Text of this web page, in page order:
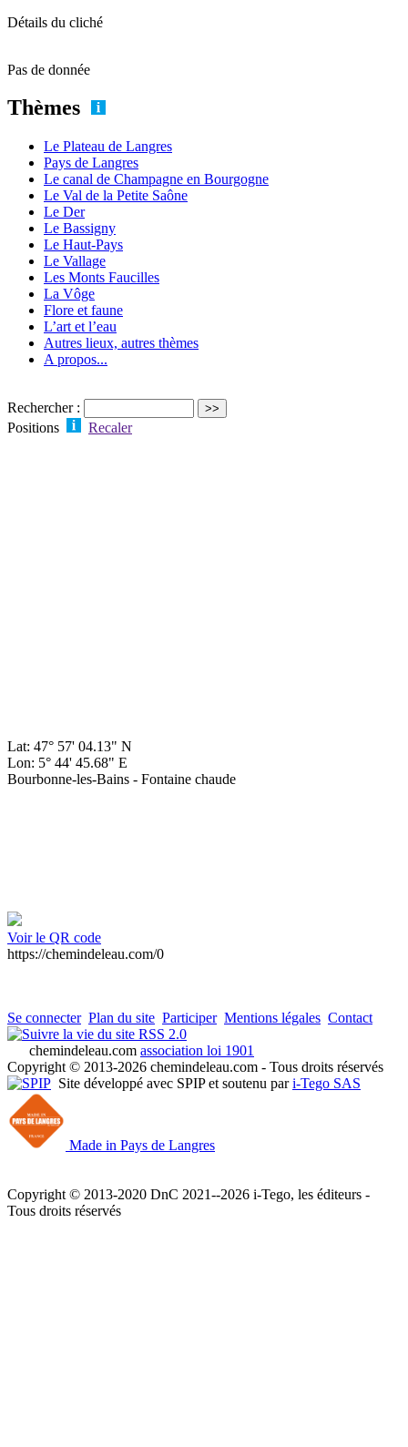
Détails du cliché
Pas de donnée
Thèmes
Le Plateau de Langres
Pays de Langres
Le canal de Champagne en Bourgogne
Le Val de la Petite Saône
Le Der
Le Bassigny
Le Haut-Pays
Le Vallage
Les Monts Faucilles
La Vôge
Flore et faune
L’art et l’eau
Autres lieux, autres thèmes
A propos...
Rechercher :
Positions
Recaler
Lat: 47° 57' 04.13" N
Lon: 5° 44' 45.68" E
Bourbonne-les-Bains - Fontaine chaude
Voir le QR code
https://chemindeleau.com/0
Se connecter Plan du site Participer Mentions légales Contact
RSS 2.0
chemindeleau.com association loi 1901
Copyright © 2013-2026 chemindeleau.com - Tous droits réservés
Site développé avec SPIP et soutenu pari-Tego SAS
Made in Pays de Langres
Copyright © 2013-2020 DnC 2021--2026 i-Tego, les éditeurs -
Tous droits réservés